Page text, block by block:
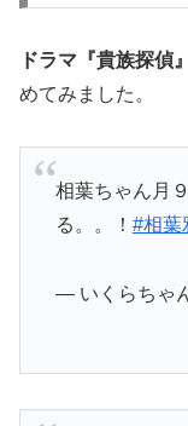
ドラマ『貴族探偵』
めてみました。
相葉ちゃん月
る。。！ #相葉
— いくらちゃ